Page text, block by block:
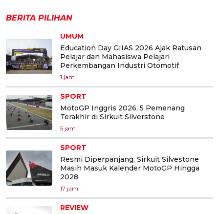
BERITA PILIHAN
UMUM
Education Day GIIAS 2026 Ajak Ratusan
Pelajar dan Mahasiswa Pelajari
Perkembangan Industri Otomotif
1 jam
SPORT
MotoGP Inggris 2026: 5 Pemenang
Terakhir di Sirkuit Silverstone
5 jam
SPORT
Resmi Diperpanjang, Sirkuit Silvestone
Masih Masuk Kalender MotoGP Hingga
2028
17 jam
REVIEW